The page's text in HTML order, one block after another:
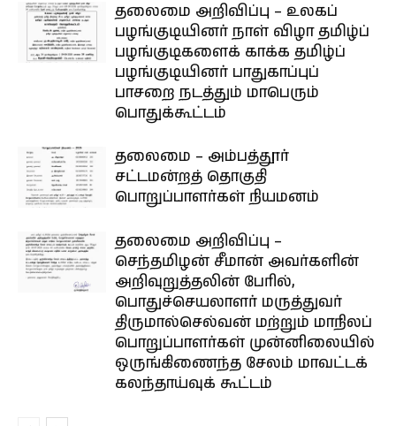
தலைமை அறிவிப்பு – உலகப்
பழங்குடியினர் நாள் விழா தமிழ்ப்
பழங்குடிகளைக் காக்க தமிழ்ப்
பழங்குடியினர் பாதுகாப்புப்
பாசறை நடத்தும் மாபெரும்
பொதுக்கூட்டம்
தலைமை – அம்பத்தூர்
சட்டமன்றத் தொகுதி
பொறுப்பாளர்கள் நியமனம்
தலைமை அறிவிப்பு –
செந்தமிழன் சீமான் அவர்களின்
அறிவுறுத்தலின் பேரில்,
பொதுச்செயலாளர் மருத்துவர்
திருமால்செல்வன் மற்றும் மாநிலப்
பொறுப்பாளர்கள் முன்னிலையில்
ஒருங்கிணைந்த சேலம் மாவட்டக்
கலந்தாய்வுக் கூட்டம்